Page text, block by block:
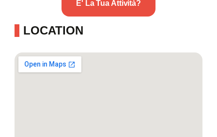
E' La Tua Attività?
LOCATION